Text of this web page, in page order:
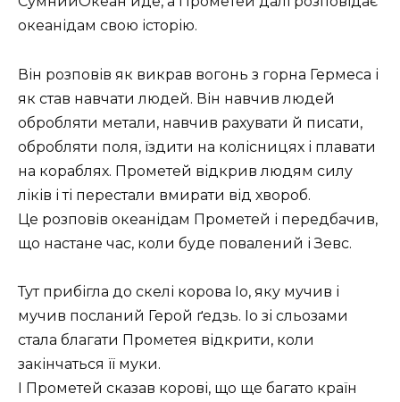
океанідам свою історію.
Він розповів як викрав вогонь з горна Гермеса і
як став навчати людей. Він навчив людей
обробляти метали, навчив рахувати й писати,
обробляти поля, їздити на колісницях і плавати
на кораблях. Прометей відкрив людям силу
ліків і ті перестали вмирати від хвороб.
Це розповів океанідам Прометей і передбачив,
що настане час, коли буде повалений і Зевс.
Тут прибігла до скелі корова Іо, яку мучив і
мучив посланий Герой ґедзь. Іо зі сльозами
стала благати Прометея відкрити, коли
закінчаться її муки.
І Прометей сказав корові, що ще багато країн